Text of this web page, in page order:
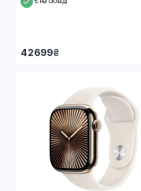
42699₴